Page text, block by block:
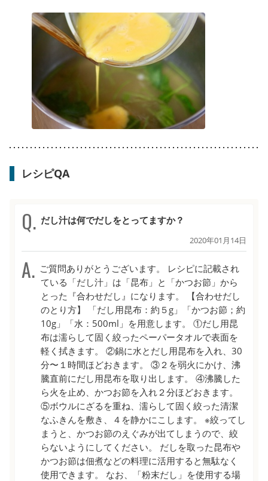
レシピQA
だし汁は何でだしをとってますか？
2020年01月14日
ご質問ありがとうございます。 レシピに記載され
ている「だし汁」は「昆布」と「かつお節」から
とった『合わせだし』になります。 【合わせだし
のとり方】 「だし用昆布：約５g」「かつお節；約
10g」「水：500ml」を用意します。 ①だし用昆
布は濡らして固く絞ったペーパータオルで表面を
軽く拭きます。 ②鍋に水とだし用昆布を入れ、30
分〜１時間ほどおきます。 ③２を弱火にかけ、沸
騰直前にだし用昆布を取り出します。 ④沸騰した
ら火を止め、かつお節を入れ２分ほどおきます。
⑤ボウルにざるを重ね、濡らして固く絞った清潔
なふきんを敷き、４を静かにこします。 ※絞ってし
まうと、かつお節のえぐみが出てしまうので、絞
らないようにしてください。 だしを取った昆布や
かつお節は佃煮などの料理に活用すると無駄なく
使用できます。 なお、「粉末だし」を使用する場